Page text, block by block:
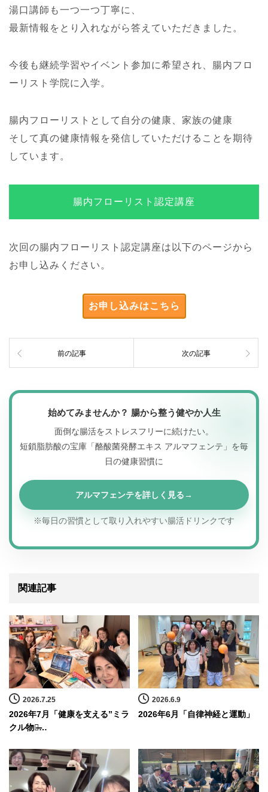
湯口講師も一つ一つ丁寧に、
最新情報をとり入れながら答えていただきました。
今後も継続学習やイベント参加に希望され、腸内フロ
ーリスト学院に入学。
腸内フローリストとして自分の健康、家族の健康
そして真の健康情報を発信していただけることを期待
しています。
腸内フローリスト認定講座
次回の腸内フローリスト認定講座は以下のページから
お申し込みください。
お申し込みはこちら
前の記事 次の記事
始めてみませんか？ 腸から整う健やか人生
面倒な腸活をストレスフリーに続けたい。
短鎖脂肪酸の宝庫「酪酸菌発酵エキス アルマフェンテ」を毎
日の健康習慣に
アルマフェンテを詳しく見る
※毎日の習慣として取り入れやすい腸活ドリンクです
関連記事
2026.7.25
2026年7月「健康を支える”ミラ
クル物質̶…
2026.6.9
2026年6月「自律神経と運動」